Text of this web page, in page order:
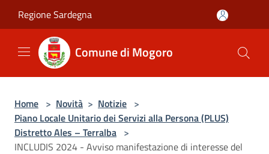
Regione Sardegna
Comune di Mogoro
Home > Novità > Notizie >
Piano Locale Unitario dei Servizi alla Persona (PLUS)
Distretto Ales – Terralba >
INCLUDIS 2024 - Avviso manifestazione di interesse del